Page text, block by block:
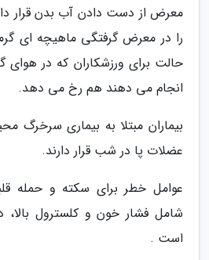
معرض از دست دادن آب بدن قرار
را در معرض گرفتگی ماهیچه ای
حالت برای ورزشکاران که در
انجام می دهند هم رخ می دهد.
بیماران مبتلا به بیماری سرخرگ
عضلات پا در شب قرار دارند.
عوامل خطر برای سکته و حمله
شامل فشار خون و کلسترول
است .